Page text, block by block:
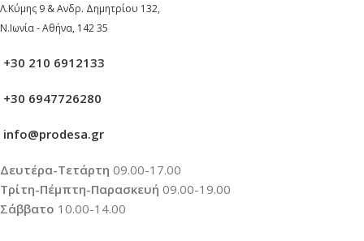
Λ.Κύμης 9 & Ανδρ. Δημητρίου 132,
Ν.Ιωνία - Αθήνα, 142 35
+30 210 6912133
+30 6947726280
info@prodesa.gr
Δευτέρα-Τετάρτη 09.00-17.00
Τρίτη-Πέμπτη-Παρασκευή 09.00-19.00
Σάββατο 10.00-14.00